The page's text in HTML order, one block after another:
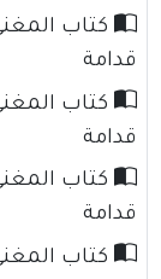
قدامة
قدامة
قدامة